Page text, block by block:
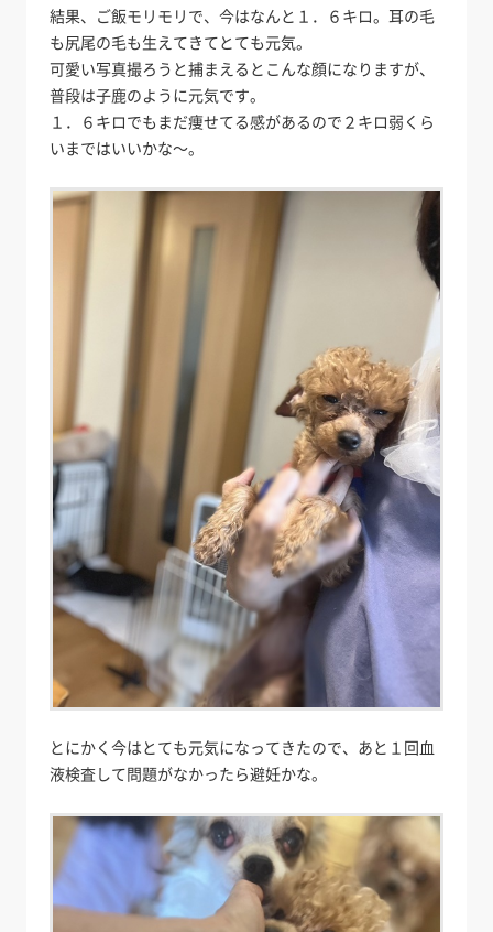
結果、ご飯モリモリで、今はなんと１．６キロ。耳の毛
も尻尾の毛も生えてきてとても元気。
可愛い写真撮ろうと捕まえるとこんな顔になりますが、
普段は子鹿のように元気です。
１．６キロでもまだ痩せてる感があるので２キロ弱くら
いまではいいかな～。
とにかく今はとても元気になってきたので、あと１回血
液検査して問題がなかったら避妊かな。